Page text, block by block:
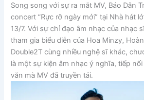
Song song với sự ra mắt MV, Báo Dân
concert “Rực rỡ ngày mới” tại Nhà hát
13/7. Với sự chỉ đạo âm nhạc của nhạc
tham gia biểu diễn của Hoa Minzy,
Double2T cùng nhiều nghệ sĩ khác,
là một sự kiện âm nhạc ý nghĩa, tiếp
văn mà MV đã truyền tải.